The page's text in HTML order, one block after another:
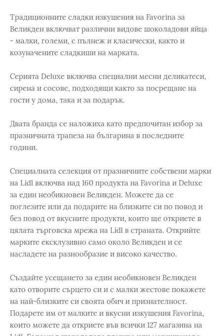
Традиционните сладки изкушения на Favorina за
Великден включват различни видове шоколадови яйца
- малки, големи, с пълнеж и класически, както и
козуначените сладкиши на марката.
Серията Deluxe включва специални месни деликатеси,
сирена и сосове, подходящи както за посрещане на
гости у дома, така и за подарък.
Двата бранда се наложиха като предпочитан избор за
празничната трапеза на българина в последните
години.
Специалната селекция от празничните собствени марки
на Lidl включва над 160 продукта на Favorina и Deluxe
за един необикновен Великден. Можете да се
поглезите или да подарите на близките си по повод и
без повод от вкусните продукти, които ще откриете в
цялата търговска мрежа на Lidl в страната. Открийте
марките ексклузивно само около Великден и се
насладете на разнообразие и високо качество.
Създайте усещането за един необикновен Великден
като отворите сърцето си и с малки жестове покажете
на най-близките си своята обич и признателност.
Подарете им от малките и вкусни изкушения Favorina,
които можете да откриете във всички 127 магазина на